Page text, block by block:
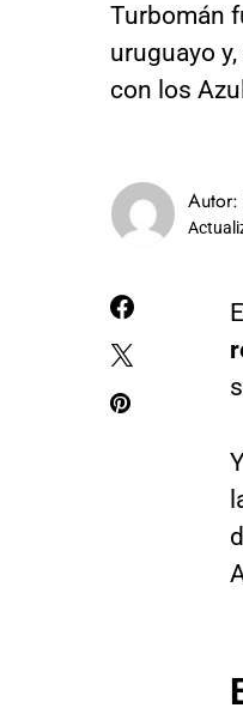
Turbomán
uruguayo
con los
Autor: